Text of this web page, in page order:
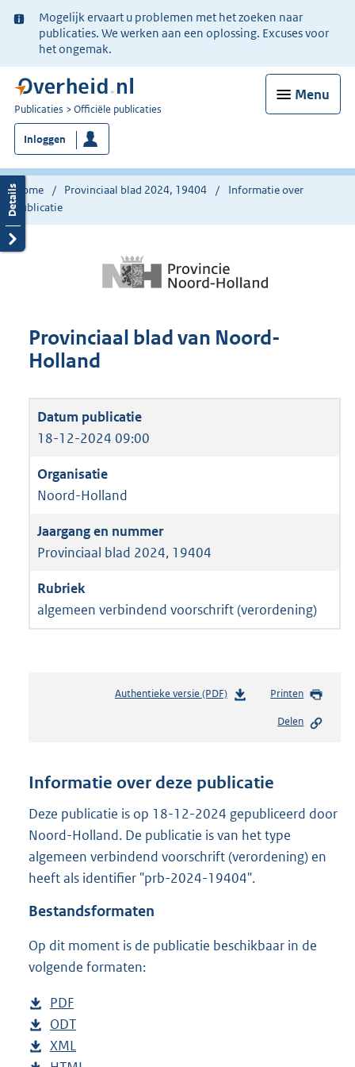
Ter
informatie:
Mogelijk ervaart u problemen met het zoeken naar
publicaties. We werken aan een oplossing. Excuses voor
het ongemak.
Menu
U
bent
nu
hier:
Publicaties Officiële publicaties
Inloggen
Home Provinciaal blad 2024, 19404
Informatie over
publicatie
Provinciaal blad van Noord-
Holland
18-12-2024 09:00
Noord-Holland
Provinciaal blad 2024, 19404
algemeen verbindend voorschrift (verordening)
Authentieke versie (PDF)b
n
s
r
o
o
:
Printen
Delen
Informatie over deze publicatie
Deze publicatie is op 18-12-2024 gepubliceerd door
Noord-Holland. De publicatie is van het type
algemeen verbindend voorschrift (verordening) en
heeft als identifier "prb-2024-19404".
Bestandsformaten
Op dit moment is de publicatie beschikbaar in de
volgende formaten:
D
o
w
PDF
e
s
D
o
ODT
D
XML